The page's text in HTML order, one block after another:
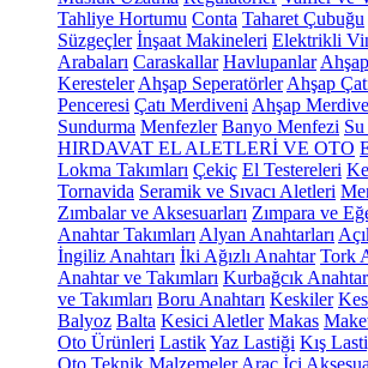
Tahliye Hortumu Conta Taharet Çubuğu
Süzgeçler İnşaat Makineleri Elektrikli
Arabaları Caraskallar Havlupanlar
Keresteler Ahşap Seperatörler Ahşap
Penceresi Çatı Merdiveni Ahşap
Sundurma Menfezler Banyo Menfezi
HIRDAVAT EL ALETLERİ VE OTO
Lokma Takımları Çekiç El Testereleri
Tornavida Seramik ve Sıvacı Aletleri
Zımbalar ve Aksesuarları Zımpara ve
Anahtar Takımları Alyan Anahtarları
İngiliz Anahtarı İki Ağızlı Anahtar Tork
Anahtar ve Takımları Kurbağcık
ve Takımları Boru Anahtarı Keskiler
Balyoz Balta Kesici Aletler Makas
Oto Ürünleri LastikYaz Lastiği Kış
Oto Teknik Malzemeler Araç İçi